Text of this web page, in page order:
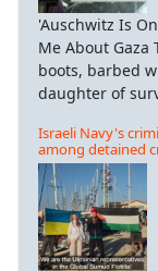
'Auschwitz Is
Me About Gaza
boots, barbed
daughter of
Israeli Navy's
among detained